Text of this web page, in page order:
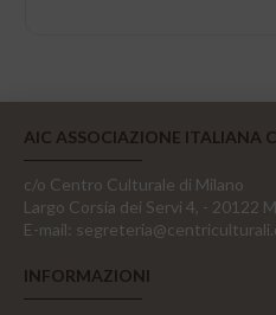
AIC ASSOCIAZIONE ITALIANA
c/o Centro Culturale di Milano
Largo Corsia dei Servi 4, - 20122
E-mail:
INFORMAZIONI